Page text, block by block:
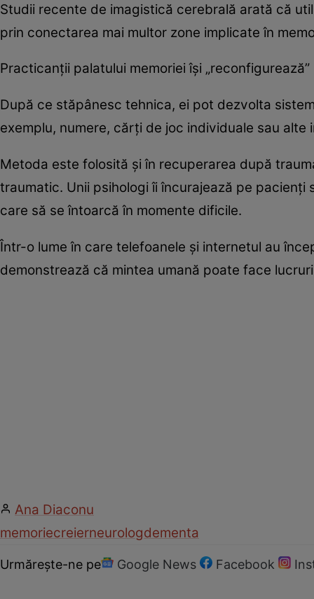
Studii recente de imagistică cerebrală arată că
prin conectarea mai multor zone implicate în
Practicanții palatului memoriei își
După ce stăpânesc tehnica, ei pot dezvolta
exemplu, numere, cărți de joc individuale sau
Metoda este folosită și în recuperarea după
traumatic. Unii psihologi îi încurajează pe pacienți
care să se întoarcă în momente dificile.
Într-o lume în care telefoanele și internetul au
demonstrează că mintea umană poate face
Ana Diaconu
memoriecreierneurologdementa
Urmărește-ne pe Google News Facebook